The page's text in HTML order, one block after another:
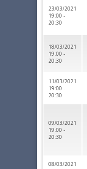
23/03/2021
19:00 -
20:30
18/03/2021
19:00 -
20:30
11/03/2021
19:00 -
20:30
09/03/2021
19:00 -
20:30
08/03/2021